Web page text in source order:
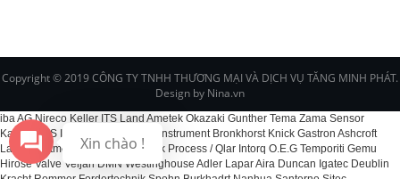
Copyright © 2019 CÔNG TY TNHH THƯƠNG MẠI VÀ DỊCH VỤ TĂNG MINH PHÁT.
Design by Nina.vn
Xin chào !
iba AG Nireco Keller ITS Land Ametek Okazaki Gunther Tema Zama Sensor
Kawaso CS Instruments EPI Fox Instrument Bronkhorst Knick Gastron Ashcroft
Labom Dittmer Kelk BCS Schenck Process / Qlar Intorq O.E.G Temporiti Gemu
Hirose Valve Veljan DMN Westinghouse Adler Lapar Aira Duncan Igatec Deublin